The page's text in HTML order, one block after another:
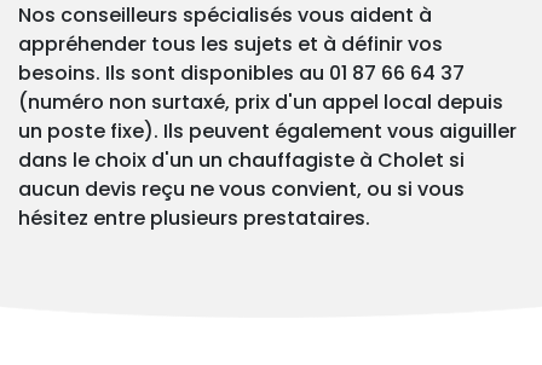
Nos conseilleurs spécialisés vous aident à
appréhender tous les sujets et à définir vos
besoins. Ils sont disponibles au 01 87 66 64 37
(numéro non surtaxé, prix d'un appel local depuis
un poste fixe). Ils peuvent également vous aiguiller
dans le choix d'un un chauffagiste à Cholet si
aucun devis reçu ne vous convient, ou si vous
hésitez entre plusieurs prestataires.